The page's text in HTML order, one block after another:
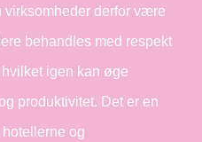
virksomheder derfor være
behandles med respekt
igen kan øge
produktivitet. Det er en
og